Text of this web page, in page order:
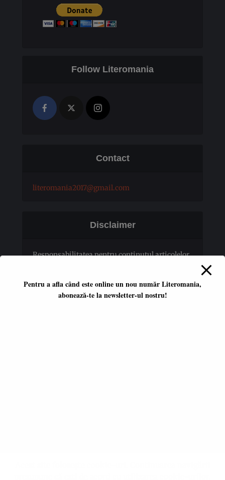
Follow Literomania
Contact
literomania2017@gmail.com
Disclaimer
Responsabilitatea pentru conţinutul articolelor
Pentru a afla când este online un nou număr Literomania,
abonează-te la newsletter-ul nostru!